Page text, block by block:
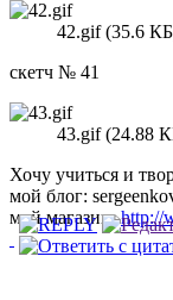
42.gif (35.6
скетч № 41
43.gif (24.88
Хочу учиться и
мой блог:
мой магазин:http://